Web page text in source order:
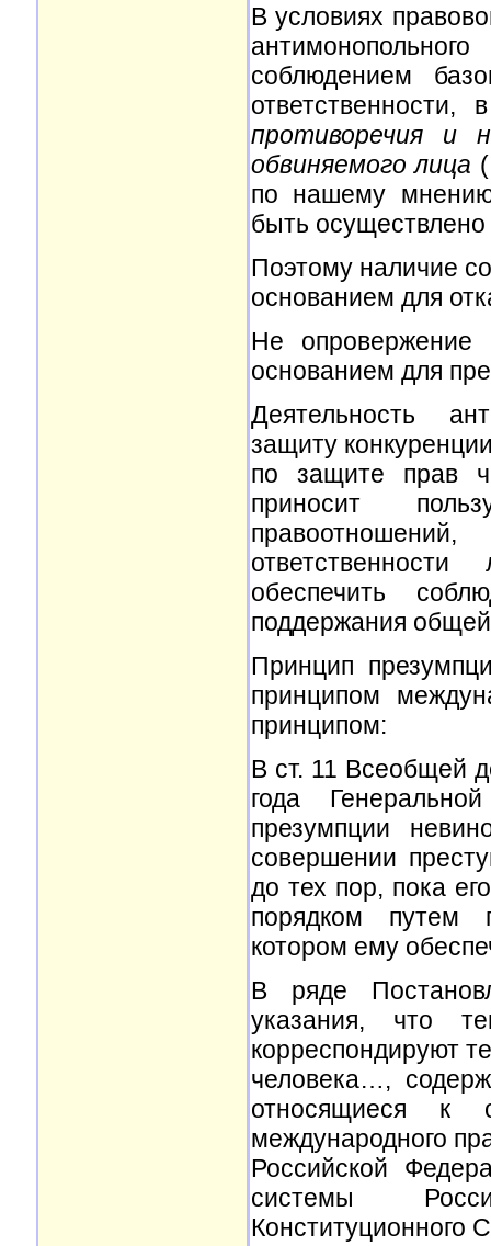
В условиях
соблюдением
ответственности,
противоречия и
обвиняемого лица
по нашему
быть
Поэтому наличие
основанием для
Не опровержение
основанием для
Деятельность
защиту
по защите прав
приносит
обеспечить
поддержания
Принцип
принципом
принципом:
В ст. 11 Всеобщей
года
презумпции
совершении
до тех пор, пока
порядком путем
котором ему
В ряде
указания, что
корреспондируют
человека…,
относящиеся к
международного
Российской
системы
Конституционного